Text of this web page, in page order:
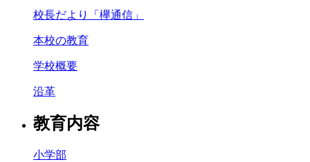
校長だより「欅通信」
本校の教育
学校概要
沿革
教育内容
小学部